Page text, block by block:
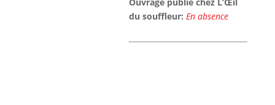
du souffleur: En absence